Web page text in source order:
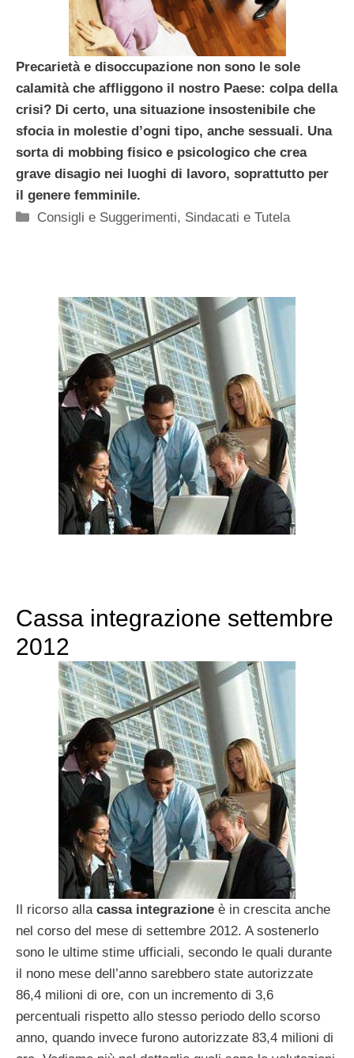
Precarietà e disoccupazione non sono le sole
calamità che affliggono il nostro Paese: colpa della
crisi? Di certo, una situazione insostenibile che
sfocia in molestie d’ogni tipo, anche sessuali. Una
sorta di mobbing fisico e psicologico che crea
grave disagio nei luoghi di lavoro, soprattutto per
il genere femminile.
Categorie
Consigli e Suggerimenti, Sindacati e Tutela
Cassa integrazione settembre
2012
Il ricorso alla cassa integrazione è in crescita anche
nel corso del mese di settembre 2012. A sostenerlo
sono le ultime stime ufficiali, secondo le quali durante
il nono mese dell’anno sarebbero state autorizzate
86,4 milioni di ore, con un incremento di 3,6
percentuali rispetto allo stesso periodo dello scorso
anno, quando invece furono autorizzate 83,4 milioni di